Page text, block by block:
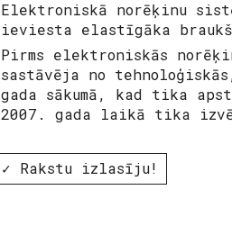
Elektroniskā norēķinu
ieviesta elastīgāka
Pirms elektroniskās
sastāvēja no
gada sākumā, kad tika
2007. gada laikā tika
✓ Rakstu izlasīju!